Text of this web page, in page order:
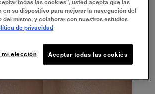
todas las cookies”, usted acepta que las
en su dispositivo para mejorar la navegación del
del mismo, y colaborar con nuestros estudios
de privacidad
Aceptar todas las cookies
mi elección